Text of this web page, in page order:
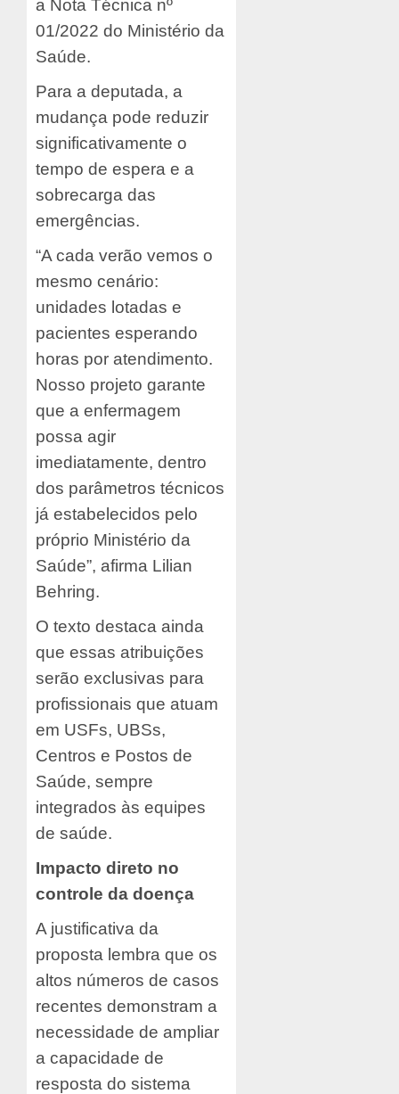
a Nota Técnica nº
01/2022 do Ministério da
Saúde.
Para a deputada, a
mudança pode reduzir
significativamente o
tempo de espera e a
sobrecarga das
emergências.
“A cada verão vemos o
mesmo cenário:
unidades lotadas e
pacientes esperando
horas por atendimento.
Nosso projeto garante
que a enfermagem
possa agir
imediatamente, dentro
dos parâmetros técnicos
já estabelecidos pelo
próprio Ministério da
Saúde”, afirma Lilian
Behring.
O texto destaca ainda
que essas atribuições
serão exclusivas para
profissionais que atuam
em USFs, UBSs,
Centros e Postos de
Saúde, sempre
integrados às equipes
de saúde.
Impacto direto no
controle da doença
A justificativa da
proposta lembra que os
altos números de casos
recentes demonstram a
necessidade de ampliar
a capacidade de
resposta do sistema